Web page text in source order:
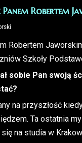
Robertem
Robertem
Szkoły
sobie Pan swoją
na przyszłość
Ta ostatnia
na studia w